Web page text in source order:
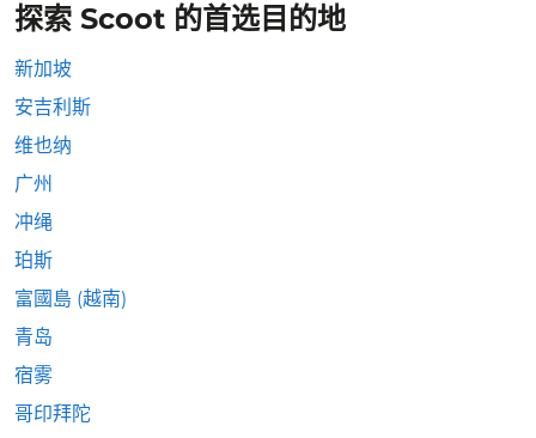
探索 Scoot 的首选目的地
新加坡
安吉利斯
维也纳
广州
冲绳
珀斯
富國島 (越南)
青岛
宿雾
哥印拜陀